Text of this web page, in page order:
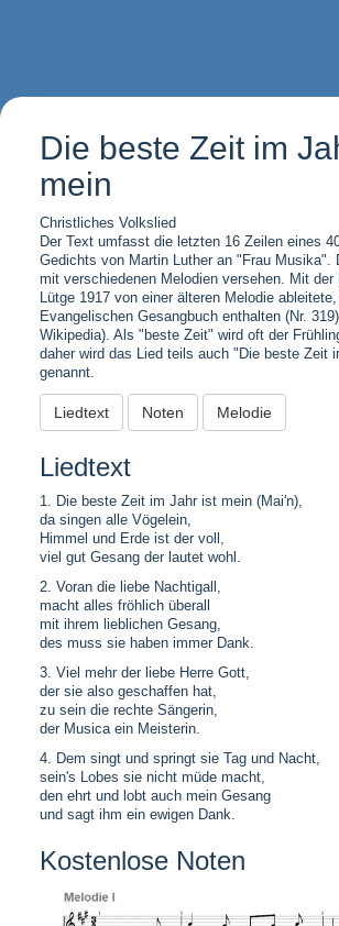
Die beste Zeit im
mein
Christliches Volkslied
Der Text umfasst die letzten 16 Zeilen eines
Gedichts von Martin Luther an "Frau Musika".
mit verschiedenen Melodien versehen. Mit der
Lütge 1917 von einer älteren Melodie
Evangelischen Gesangbuch enthalten (Nr.
Wikipedia). Als "beste Zeit" wird oft der
daher wird das Lied teils auch "Die beste Zeit
genannt.
Liedtext Noten Melodie
Liedtext
1. Die beste Zeit im Jahr ist mein (Mai'n),
da singen alle Vögelein,
Himmel und Erde ist der voll,
viel gut Gesang der lautet wohl.
2. Voran die liebe Nachtigall,
macht alles fröhlich überall
mit ihrem lieblichen Gesang,
des muss sie haben immer Dank.
3. Viel mehr der liebe Herre Gott,
der sie also geschaffen hat,
zu sein die rechte Sängerin,
der Musica ein Meisterin.
4. Dem singt und springt sie Tag und Nacht,
sein's Lobes sie nicht müde macht,
den ehrt und lobt auch mein Gesang
und sagt ihm ein ewigen Dank.
Kostenlose Noten